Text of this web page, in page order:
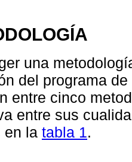
una
del programa
entre cinco
entre sus
en la tabla 1.